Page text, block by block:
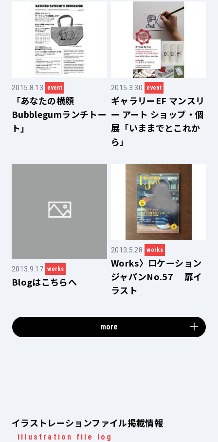
2015.8.13 event
「あなたの横顔
Bubblegumランチトー
ト」
2015.3.30 event
ギャラリーEF マンスリ
ー アート ショップ・個
展「いままでとこれか
ら」
2013.9.17 works
Blogはこちらへ
2013.5.28 works
Works〉ロケーション
ジャパンNo.57 扉イ
ラスト
more
イラストレーションファイル掲載情報
illustration file log